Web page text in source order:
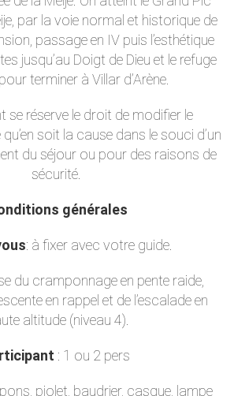
par la voie normal et historique de
passage en IV puis l’esthétique
jusqu’au Doigt de Dieu et le refuge
terminer à Villar d’Arène.
se réserve le droit de modifier le
soit la cause dans le souci d’un
du séjour ou pour des raisons de
sécurité.
générales
: à fixer avec votre guide.
du cramponnage en pente raide,
en rappel et de l’escalade en
altitude (niveau 4).
: 1 ou 2 pers
piolet, baudrier, casque, lampe